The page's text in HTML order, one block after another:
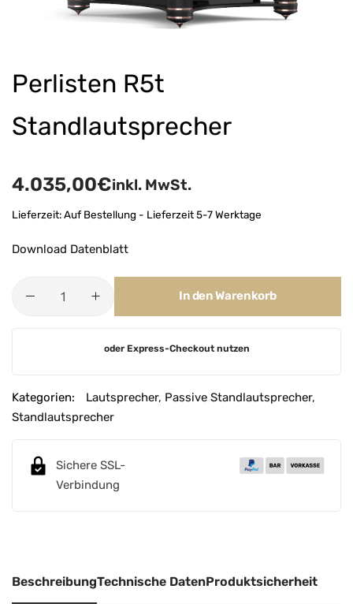
Perlisten R5t
Standlautsprecher
4.035,00€inkl. MwSt.
Lieferzeit:Auf Bestellung - Lieferzeit 5-7 Werktage
Download Datenblatt
In den Warenkorb
e
r
oder Express-Checkout nutzen
Kategorien: Lautsprecher, Passive Standlautsprecher,
Standlautsprecher
Sichere SSL-
Verbindung
BeschreibungTechnische DatenProduktsicherheit